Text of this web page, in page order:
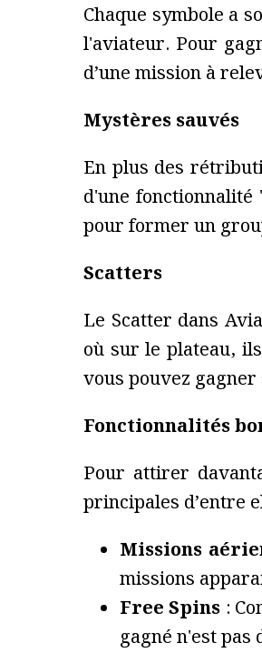
Chaque symbole a
l'aviateur. Pour
d’une mission à
Mystères sauvés
En plus des
d'une
pour former un
Scatters
Le Scatter dans
où sur le plateau,
vous pouvez
Fonctionnalités
Pour attirer
principales d’entre
Missions
missions
Free Spins :
gagné n'est pas